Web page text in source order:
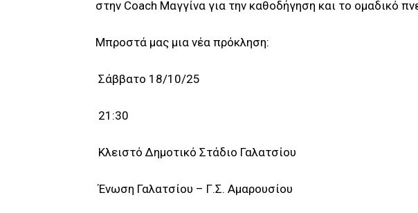
στην Coach Μαγγίνα για την καθοδήγηση και το ομαδικό
Μπροστά μας μια νέα πρόκληση:
Σάββατο 18/10/25
21:30
Κλειστό Δημοτικό Στάδιο Γαλατσίου
Ένωση Γαλατσίου – Γ.Σ. Αμαρουσίου